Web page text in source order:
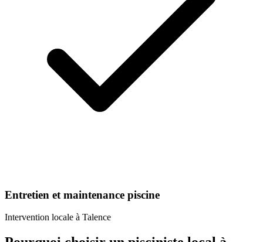
Entretien et maintenance piscine
Intervention locale à Talence